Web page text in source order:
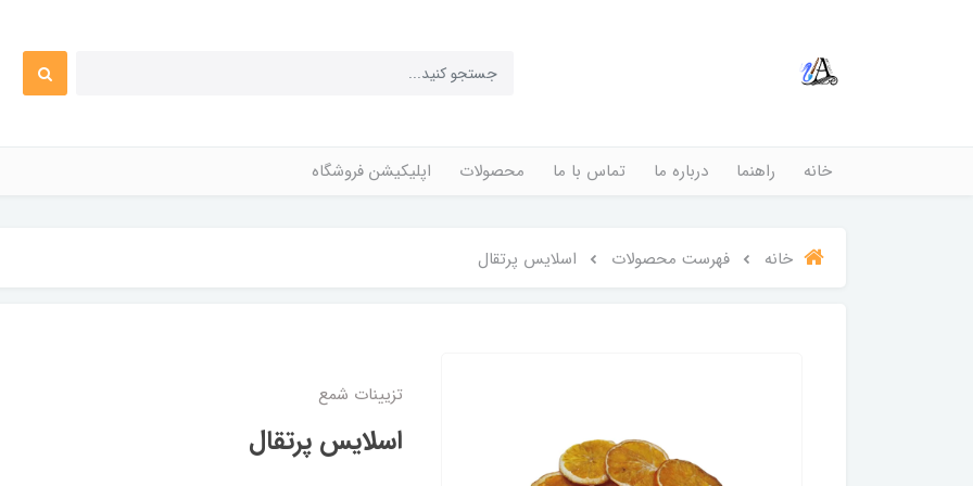
خانه راهنما درباره ما تماس با ما محصولات اپلیکیشن فروشگاه
خانه فهرست محصولات اسلایس پرتقال
تزیینات شمع
اسلایس پرتقال